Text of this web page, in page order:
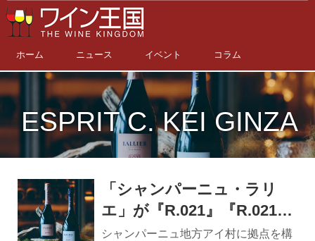
ホーム ニュース イベント コラム
ESPRIT C. KEI GINZA
「シャンパーニュ・ラリ
エ」が『R.021』『R.021ロ
ゼ』のお披露目パーティ＠
シャンパーニュ地方アイ村に拠点を構